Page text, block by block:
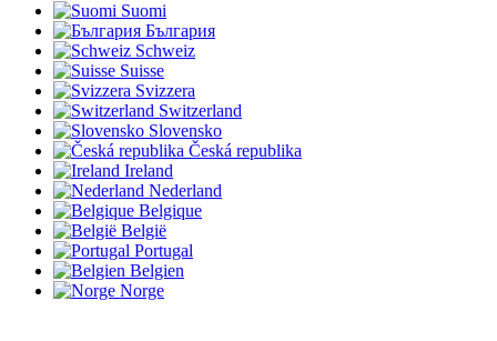
Suomi
България
Schweiz
Suisse
Svizzera
Switzerland
Slovensko
Česká republika
Ireland
Nederland
Belgique
België
Portugal
Belgien
Norge